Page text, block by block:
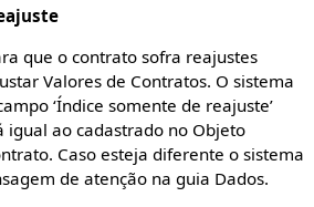
que o contrato sofra reajustes
Valores de Contratos. O sistema
‘Índice somente de reajuste’
igual ao cadastrado no Objeto
Caso esteja diferente o sistema
de atenção na guia Dados.